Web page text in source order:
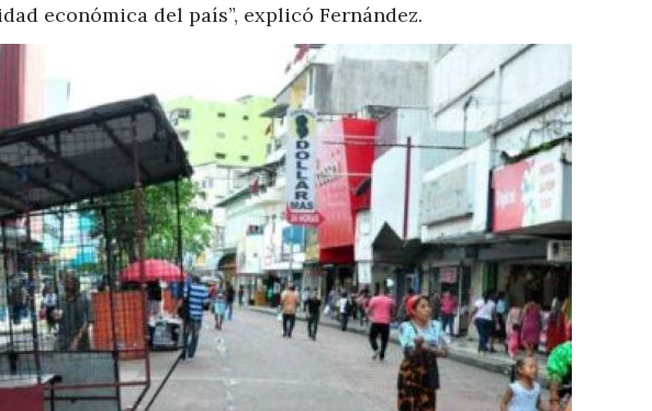
económica del país”, explicó Fernández.